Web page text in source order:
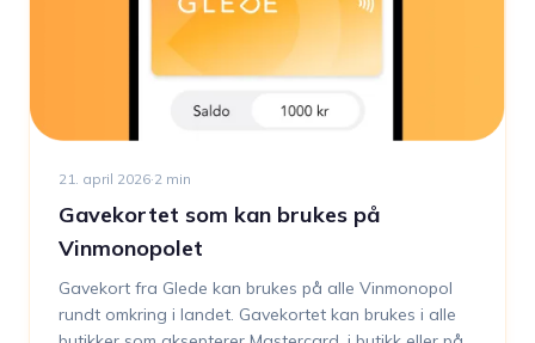
21. april 2026·2 min
Gavekortet som kan brukes på
Vinmonopolet
Gavekort fra Glede kan brukes på alle Vinmonopol
rundt omkring i landet. Gavekortet kan brukes i alle